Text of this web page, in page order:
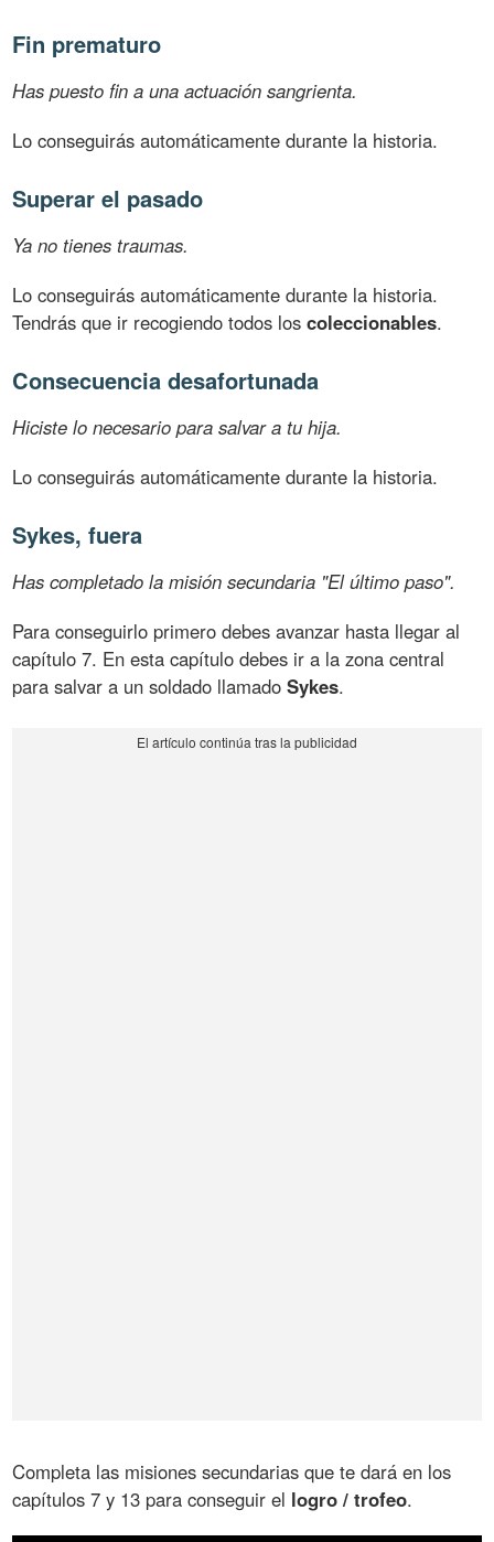
Fin prematuro
Has puesto fin a una actuación sangrienta.
Lo conseguirás automáticamente durante la historia.
Superar el pasado
Ya no tienes traumas.
Lo conseguirás automáticamente durante la historia.
Tendrás que ir recogiendo todos loscoleccionables.
Consecuencia desafortunada
Hiciste lo necesario para salvar a tu hija.
Lo conseguirás automáticamente durante la historia.
Sykes, fuera
Has completado la misión secundaria "El último paso".
Para conseguirlo primero debes avanzar hasta llegar al
capítulo 7. En esta capítulo debes ir a la zona central
para salvar a un soldado llamadoSykes.
Completa las misiones secundarias que te dará en los
capítulos 7 y 13 para conseguir el logro / trofeo.